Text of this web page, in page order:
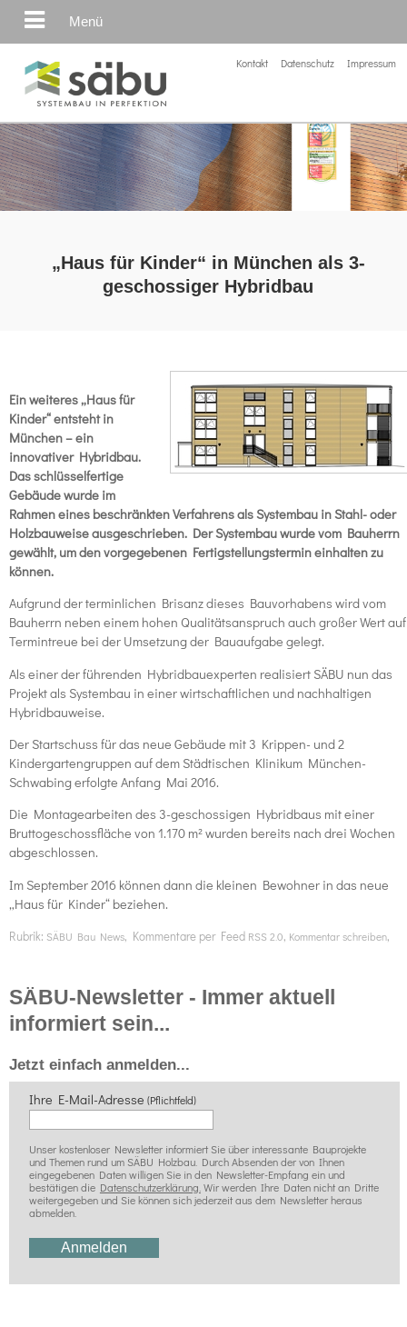
Kontakt Datenschutz Impressum
„Haus für Kinder“ in München als 3-
geschossiger Hybridbau
Ein weiteres „Haus für
Kinder“ entsteht in
München – ein
innovativer Hybridbau.
Das schlüsselfertige
Gebäude wurde im
Rahmen eines beschränkten Verfahrens als Systembau in Stahl- oder
Holzbauweise ausgeschrieben. Der Systembau wurde vom Bauherrn
gewählt, um den vorgegebenen Fertigstellungstermin einhalten zu
können.
Aufgrund der terminlichen Brisanz dieses Bauvorhabens wird vom
Bauherrn neben einem hohen Qualitätsanspruch auch großer Wert auf
Termintreue bei der Umsetzung der Bauaufgabe gelegt.
Als einer der führenden Hybridbauexperten realisiert SÄBU nun das
Projekt als Systembau in einer wirtschaftlichen und nachhaltigen
Hybridbauweise.
Der Startschuss für das neue Gebäude mit 3 Krippen- und 2
Kindergartengruppen auf dem Städtischen Klinikum München-
Schwabing erfolgte Anfang Mai 2016.
Die Montagearbeiten des 3-geschossigen Hybridbaus mit einer
Bruttogeschossfläche von 1.170 m² wurden bereits nach drei Wochen
abgeschlossen.
Im September 2016 können dann die kleinen Bewohner in das neue
„Haus für Kinder“ beziehen.
Rubrik: SÄBU Bau News, Kommentare per Feed RSS 2.0, Kommentar schreiben,
SÄBU-Newsletter - Immer aktuell
informiert sein...
Jetzt einfach anmelden...
Ihre E-Mail-Adresse (Pflichtfeld)
Unser kostenloser Newsletter informiert Sie über interessante Bauprojekte
und Themen rund um SÄBU Holzbau. Durch Absenden der von Ihnen
eingegebenen Daten willigen Sie in den Newsletter-Empfang ein und
bestätigen die Datenschutzerklärung.Wir werden Ihre Daten nicht an Dritte
weitergegeben und Sie können sich jederzeit aus dem Newsletter heraus
abmelden.
Menü